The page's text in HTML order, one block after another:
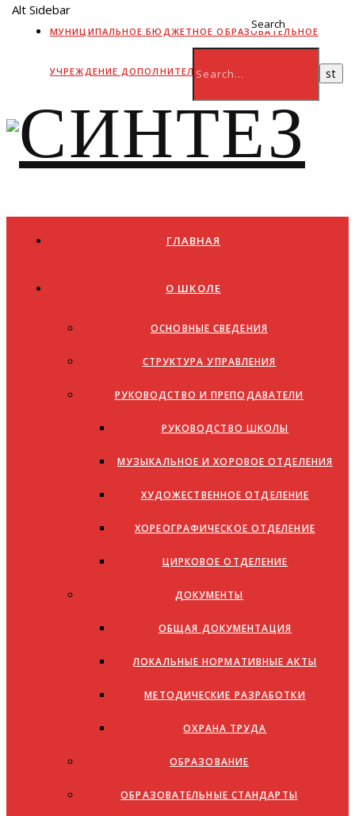
МУНИЦИПАЛЬНОЕ БЮДЖЕТНОЕ ОБРАЗОВАТЕЛЬНОЕ
УЧРЕЖДЕНИЕ ДОПОЛНИТЕЛЬНОГО ОБРАЗОВАНИЯ
Alt Sidebar
Search
ГЛАВНАЯ
О ШКОЛЕ
ОСНОВНЫЕ СВЕДЕНИЯ
СТРУКТУРА УПРАВЛЕНИЯ
РУКОВОДСТВО И ПРЕПОДАВАТЕЛИ
РУКОВОДСТВО ШКОЛЫ
МУЗЫКАЛЬНОЕ И ХОРОВОЕ ОТДЕЛЕНИЯ
ХУДОЖЕСТВЕННОЕ ОТДЕЛЕНИЕ
ХОРЕОГРАФИЧЕСКОЕ ОТДЕЛЕНИЕ
ЦИРКОВОЕ ОТДЕЛЕНИЕ
ДОКУМЕНТЫ
ОБЩАЯ ДОКУМЕНТАЦИЯ
ЛОКАЛЬНЫЕ НОРМАТИВНЫЕ АКТЫ
МЕТОДИЧЕСКИЕ РАЗРАБОТКИ
ОХРАНА ТРУДА
ОБРАЗОВАНИЕ
ОБРАЗОВАТЕЛЬНЫЕ СТАНДАРТЫ